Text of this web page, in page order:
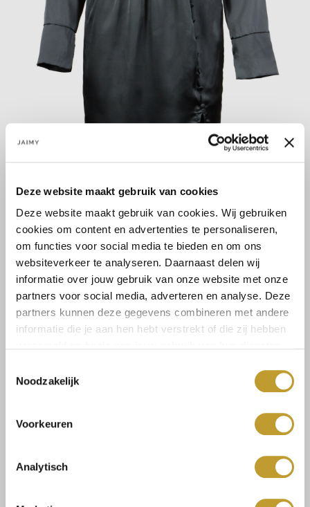
Deze website maakt gebruik van cookies
Deze website maakt gebruik van cookies. Wij gebruiken
cookies om content en advertenties te personaliseren,
om functies voor social media te bieden en om ons
websiteverkeer te analyseren. Daarnaast delen wij
informatie over jouw gebruik van onze website met onze
partners voor social media, adverteren en analyse. Deze
partners kunnen deze gegevens combineren met andere
informatie die je aan hen hebt verstrekt of die zij hebben
Noodzakelijk
Voorkeuren
Analytisch
Größe:
1SIZE
Zum Warenkorb hinzufügen
Versandkosten und